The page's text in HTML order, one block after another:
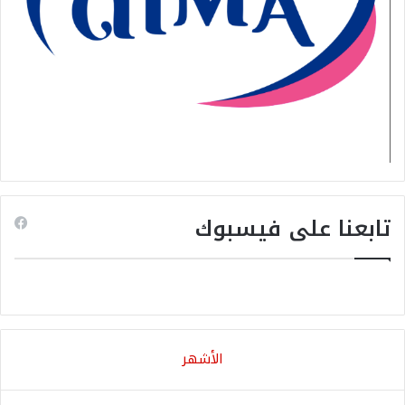
تابعنا على فيسبوك
الأشهر